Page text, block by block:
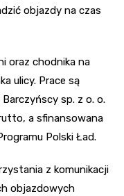
objazdy na czas
oraz chodnika na
ulicy. Prace są
sp. z o. o.
a sfinansowana
Polski Ład.
z komunikacji
objazdowych